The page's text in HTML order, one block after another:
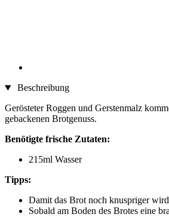
Beschreibung
Gerösteter Roggen und Gerstenmalz
gebackenen Brotgenuss.
Benötigte frische Zutaten:
215ml Wasser
Tipps:
Damit das Brot noch knuspriger
Sobald am Boden des Brotes eine